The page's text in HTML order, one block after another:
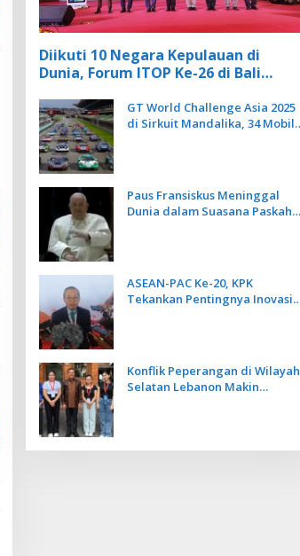
Diikuti 10 Negara Kepulauan di
Dunia, Forum ITOP Ke-26 di Bali
Berbasis Alam dan Budaya
GT World Challenge Asia 2025
di Sirkuit Mandalika, 34 Mobil
Paus Fransiskus Meninggal
Dunia dalam Suasana Paskah
ASEAN-PAC Ke-20, KPK
Tekankan Pentingnya Inovasi
Konflik Peperangan di Wilayah
Selatan Lebanon Makin